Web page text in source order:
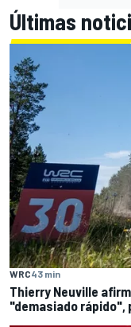
Últimas
WRC43 min
Thierry Neuville
"demasiado rápido",